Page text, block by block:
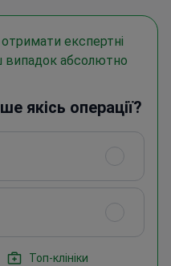
експертні
випадок абсолютно
якісь операції?
Топ-клініки